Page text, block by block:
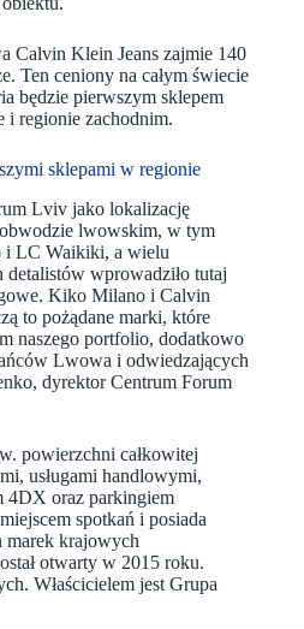
Calvin Klein Jeans zajmie 140
Ten ceniony na całym świecie
będzie pierwszym sklepem
regionie zachodnim.
sklepami w regionie
Lviv jako lokalizację
lwowskim, w tym
i LC Waikiki, a wielu
wprowadziło tutaj
Kiko Milano i Calvin
to pożądane marki, które
naszego portfolio, dodatkowo
Lwowa i odwiedzających
dyrektor Centrum Forum
powierzchni całkowitej
usługami handlowymi,
4DX oraz parkingiem
spotkań i posiada
marek krajowych
otwarty w 2015 roku.
Właścicielem jest Grupa